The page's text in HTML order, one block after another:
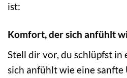
ist:
Komfort, der sich anfühlt
Stell dir vor, du schlüpfst in
sich anfühlt wie eine